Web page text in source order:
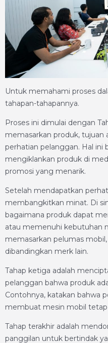
Untuk memahami proses
tahapan-tahapannya.
Proses ini dimulai dengan
memasarkan produk, tujuan
perhatian pelanggan. Hal ini
mengiklankan produk di
promosi yang menarik.
Setelah mendapatkan
membangkitkan minat. Di
bagaimana produk dapat
atau memenuhi kebutuhan
memasarkan pelumas
dibandingkan merk lain.
Tahap ketiga adalah
pelanggan bahwa produk
Contohnya, katakan bahwa
membuat mesin mobil
Tahap terakhir adalah
panggilan untuk bertindak